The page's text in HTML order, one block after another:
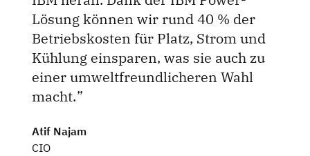
Lösung können wir rund 40 % der
Betriebskosten für Platz, Strom und
Kühlung einsparen, was sie auch zu
einer umweltfreundlicheren Wahl
macht.
Atif Najam
CIO